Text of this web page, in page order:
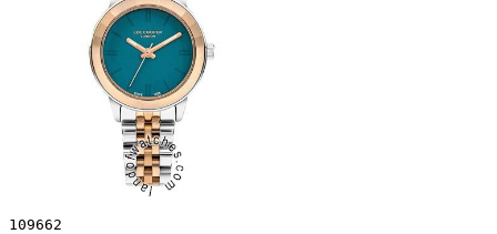
109662